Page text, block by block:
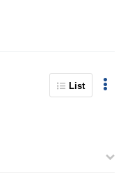
List